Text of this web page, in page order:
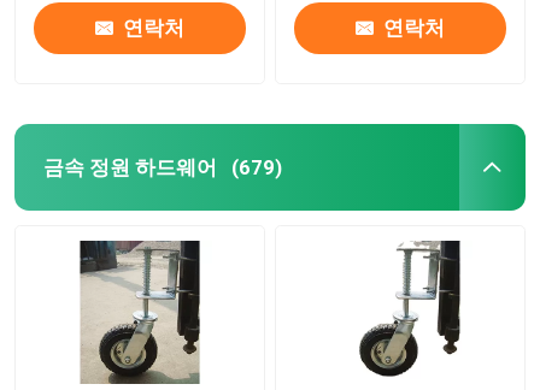
연락처 연락처
금속 정원 하드웨어 (679)